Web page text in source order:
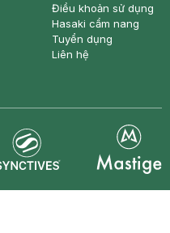
Điều khoản sử dụng
Hasaki cẩm nang
Tuyển dụng
Liên hệ